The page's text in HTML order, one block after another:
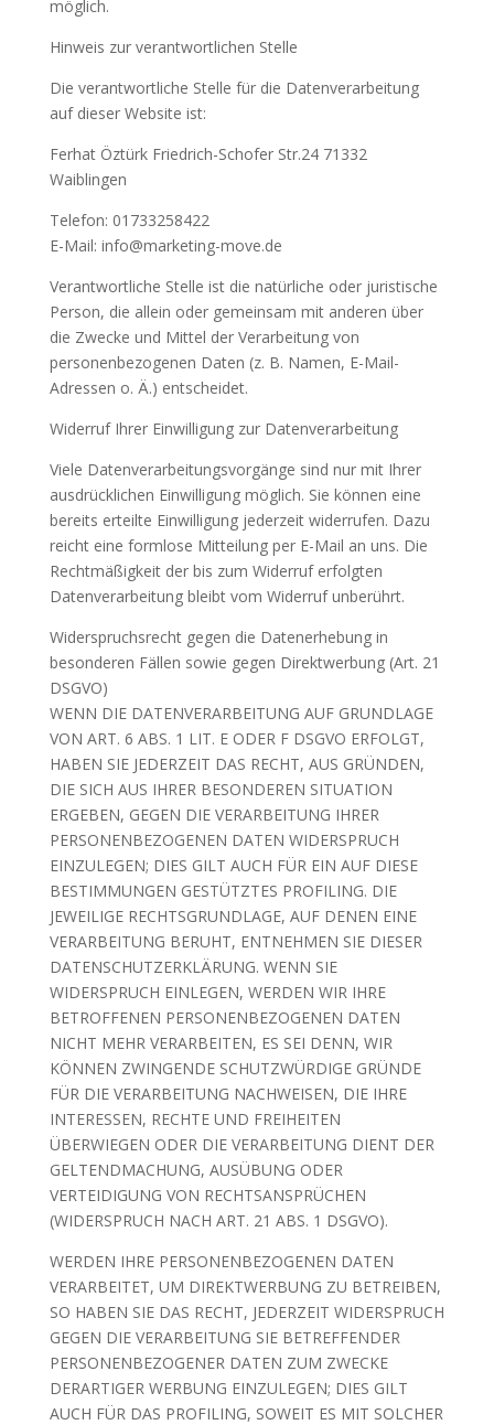
möglich.
Hinweis zur verantwortlichen Stelle
Die verantwortliche Stelle für die Datenverarbeitung
auf dieser Website ist:
Ferhat Öztürk Friedrich-Schofer Str.24 71332
Waiblingen
Telefon: 01733258422
E-Mail: info@marketing-move.de
Verantwortliche Stelle ist die natürliche oder juristische
Person, die allein oder gemeinsam mit anderen über
die Zwecke und Mittel der Verarbeitung von
personenbezogenen Daten (z. B. Namen, E-Mail-
Adressen o. Ä.) entscheidet.
Widerruf Ihrer Einwilligung zur Datenverarbeitung
Viele Datenverarbeitungsvorgänge sind nur mit Ihrer
ausdrücklichen Einwilligung möglich. Sie können eine
bereits erteilte Einwilligung jederzeit widerrufen. Dazu
reicht eine formlose Mitteilung per E-Mail an uns. Die
Rechtmäßigkeit der bis zum Widerruf erfolgten
Datenverarbeitung bleibt vom Widerruf unberührt.
Widerspruchsrecht gegen die Datenerhebung in
besonderen Fällen sowie gegen Direktwerbung (Art. 21
DSGVO)
WENN DIE DATENVERARBEITUNG AUF GRUNDLAGE
VON ART. 6 ABS. 1 LIT. E ODER F DSGVO ERFOLGT,
HABEN SIE JEDERZEIT DAS RECHT, AUS GRÜNDEN,
DIE SICH AUS IHRER BESONDEREN SITUATION
ERGEBEN, GEGEN DIE VERARBEITUNG IHRER
PERSONENBEZOGENEN DATEN WIDERSPRUCH
EINZULEGEN; DIES GILT AUCH FÜR EIN AUF DIESE
BESTIMMUNGEN GESTÜTZTES PROFILING. DIE
JEWEILIGE RECHTSGRUNDLAGE, AUF DENEN EINE
VERARBEITUNG BERUHT, ENTNEHMEN SIE DIESER
DATENSCHUTZERKLÄRUNG. WENN SIE
WIDERSPRUCH EINLEGEN, WERDEN WIR IHRE
BETROFFENEN PERSONENBEZOGENEN DATEN
NICHT MEHR VERARBEITEN, ES SEI DENN, WIR
KÖNNEN ZWINGENDE SCHUTZWÜRDIGE GRÜNDE
FÜR DIE VERARBEITUNG NACHWEISEN, DIE IHRE
INTERESSEN, RECHTE UND FREIHEITEN
ÜBERWIEGEN ODER DIE VERARBEITUNG DIENT DER
GELTENDMACHUNG, AUSÜBUNG ODER
VERTEIDIGUNG VON RECHTSANSPRÜCHEN
(WIDERSPRUCH NACH ART. 21 ABS. 1 DSGVO).
WERDEN IHRE PERSONENBEZOGENEN DATEN
VERARBEITET, UM DIREKTWERBUNG ZU BETREIBEN,
SO HABEN SIE DAS RECHT, JEDERZEIT WIDERSPRUCH
GEGEN DIE VERARBEITUNG SIE BETREFFENDER
PERSONENBEZOGENER DATEN ZUM ZWECKE
DERARTIGER WERBUNG EINZULEGEN; DIES GILT
AUCH FÜR DAS PROFILING, SOWEIT ES MIT SOLCHER